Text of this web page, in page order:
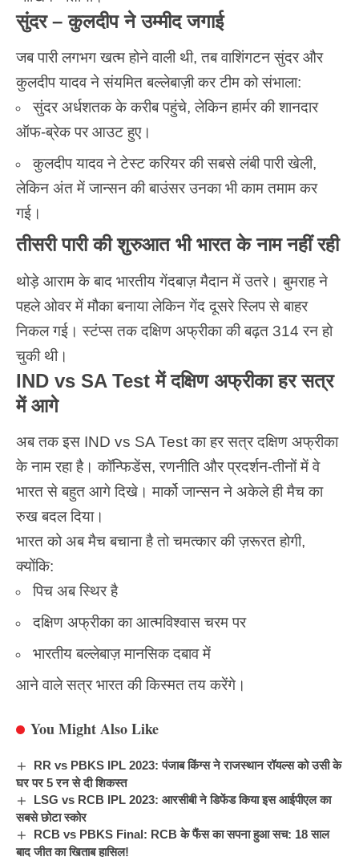
सुंदर – कुलदीप ने उम्मीद जगाई
जब पारी लगभग खत्म होने वाली थी, तब वाशिंगटन सुंदर और
कुलदीप यादव ने संयमित बल्लेबाज़ी कर टीम को संभाला:
सुंदर अर्धशतक के करीब पहुंचे, लेकिन हार्मर की शानदार
ऑफ-ब्रेक पर आउट हुए।
कुलदीप यादव ने टेस्ट करियर की सबसे लंबी पारी खेली,
लेकिन अंत में जान्सन की बाउंसर उनका भी काम तमाम कर
गई।
तीसरी पारी की शुरुआत भी भारत के नाम नहीं रही
थोड़े आराम के बाद भारतीय गेंदबाज़ मैदान में उतरे। बुमराह ने
पहले ओवर में मौका बनाया लेकिन गेंद दूसरे स्लिप से बाहर
निकल गई। स्टंप्स तक दक्षिण अफ्रीका की बढ़त 314 रन हो
चुकी थी।
IND vs SA Test में दक्षिण अफ्रीका हर सत्र
में आगे
अब तक इस IND vs SA Testका हर सत्र दक्षिण अफ्रीका
के नाम रहा है। कॉन्फिडेंस, रणनीति और प्रदर्शन-तीनों में वे
भारतसे बहुत आगे दिखे। मार्को जान्सन ने अकेले ही मैच का
रुख बदल दिया।
भारत को अब मैच बचाना है तो चमत्कार की ज़रूरत होगी,
क्योंकि:
पिच अब स्थिर है
दक्षिण अफ्रीका का आत्मविश्वास चरम पर
भारतीय बल्लेबाज़ मानसिक दबाव में
आने वाले सत्र भारत की किस्मत तय करेंगे।
You Might Also Like
RR vs PBKS IPL 2023: पंजाब किंग्स ने राजस्थान रॉयल्स को उसी के
घर पर 5 रन से दी शिकस्त
LSG vs RCB IPL 2023: आरसीबी ने डिफेंड किया इस आईपीएल का
सबसे छोटा स्कोर
RCB vs PBKS Final: RCB के फैंस का सपना हुआ सच: 18 साल
बाद जीत का खिताब हासिल!